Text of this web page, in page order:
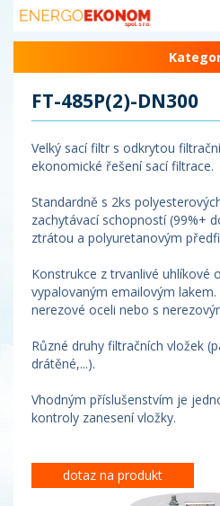
FT-485P(2)-DN300
Velký sací filtr s odkrytou
ekonomické řešení sací filtrace.
Standardně s 2ks
zachytávací schopností (99%+
ztrátou a polyuretanovým
Konstrukce z trvanlivé uhlíkové
vypalovaným emailovým
nerezové oceli nebo s
Různé druhy filtračních vložek
drátěné,...).
Vhodným příslušenstvím je
kontroly zanesení vložky.
dotaz na produkt